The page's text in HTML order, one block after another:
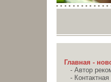
Главная -
- Автор
-